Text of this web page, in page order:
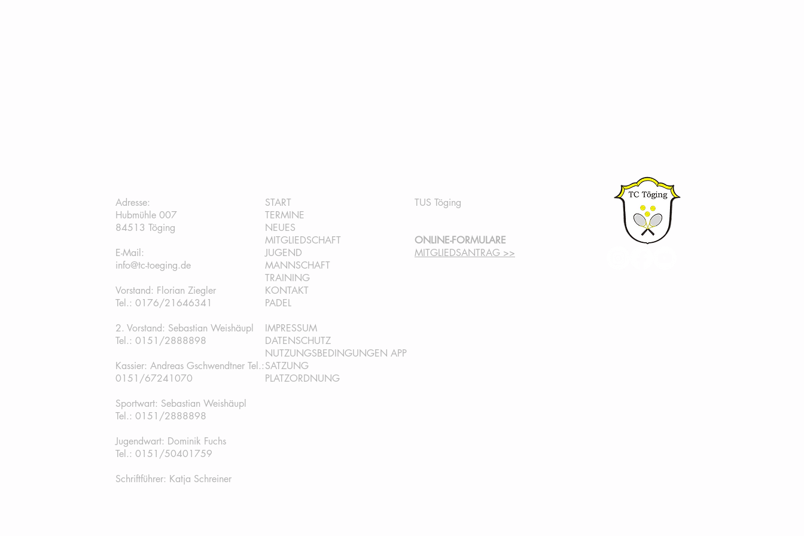
Adresse:
Hubmühle 007
84513 Töging
E-Mail:
info@tc-toeging.de
Vorstand: Florian Ziegler
Tel.: 0176/21646341
2. Vorstand: Sebastian Weishäupl
Tel.: 0151/2888898
Kassier: Andreas Gschwendtner Tel.:
0151/67241070
Sportwart: Sebastian Weishäupl
Tel.: 0151/2888898
Jugendwart: Dominik Fuchs
Tel.: 0151/50401759
Schriftführer: Katja Schreiner
START
TERMINE
NEUES
MITGLIEDSCHAFT
JUGEND
MANNSCHAFT
TRAINING
KONTAKT
PADEL
IMPRESSUM
DATENSCHUTZ
NUTZUNGSBEDINGUNGEN APP
SATZUNG
PLATZORDNUNG
TUS Töging
ONLINE-FORMULARE
MITGLIEDSANTRAG >>